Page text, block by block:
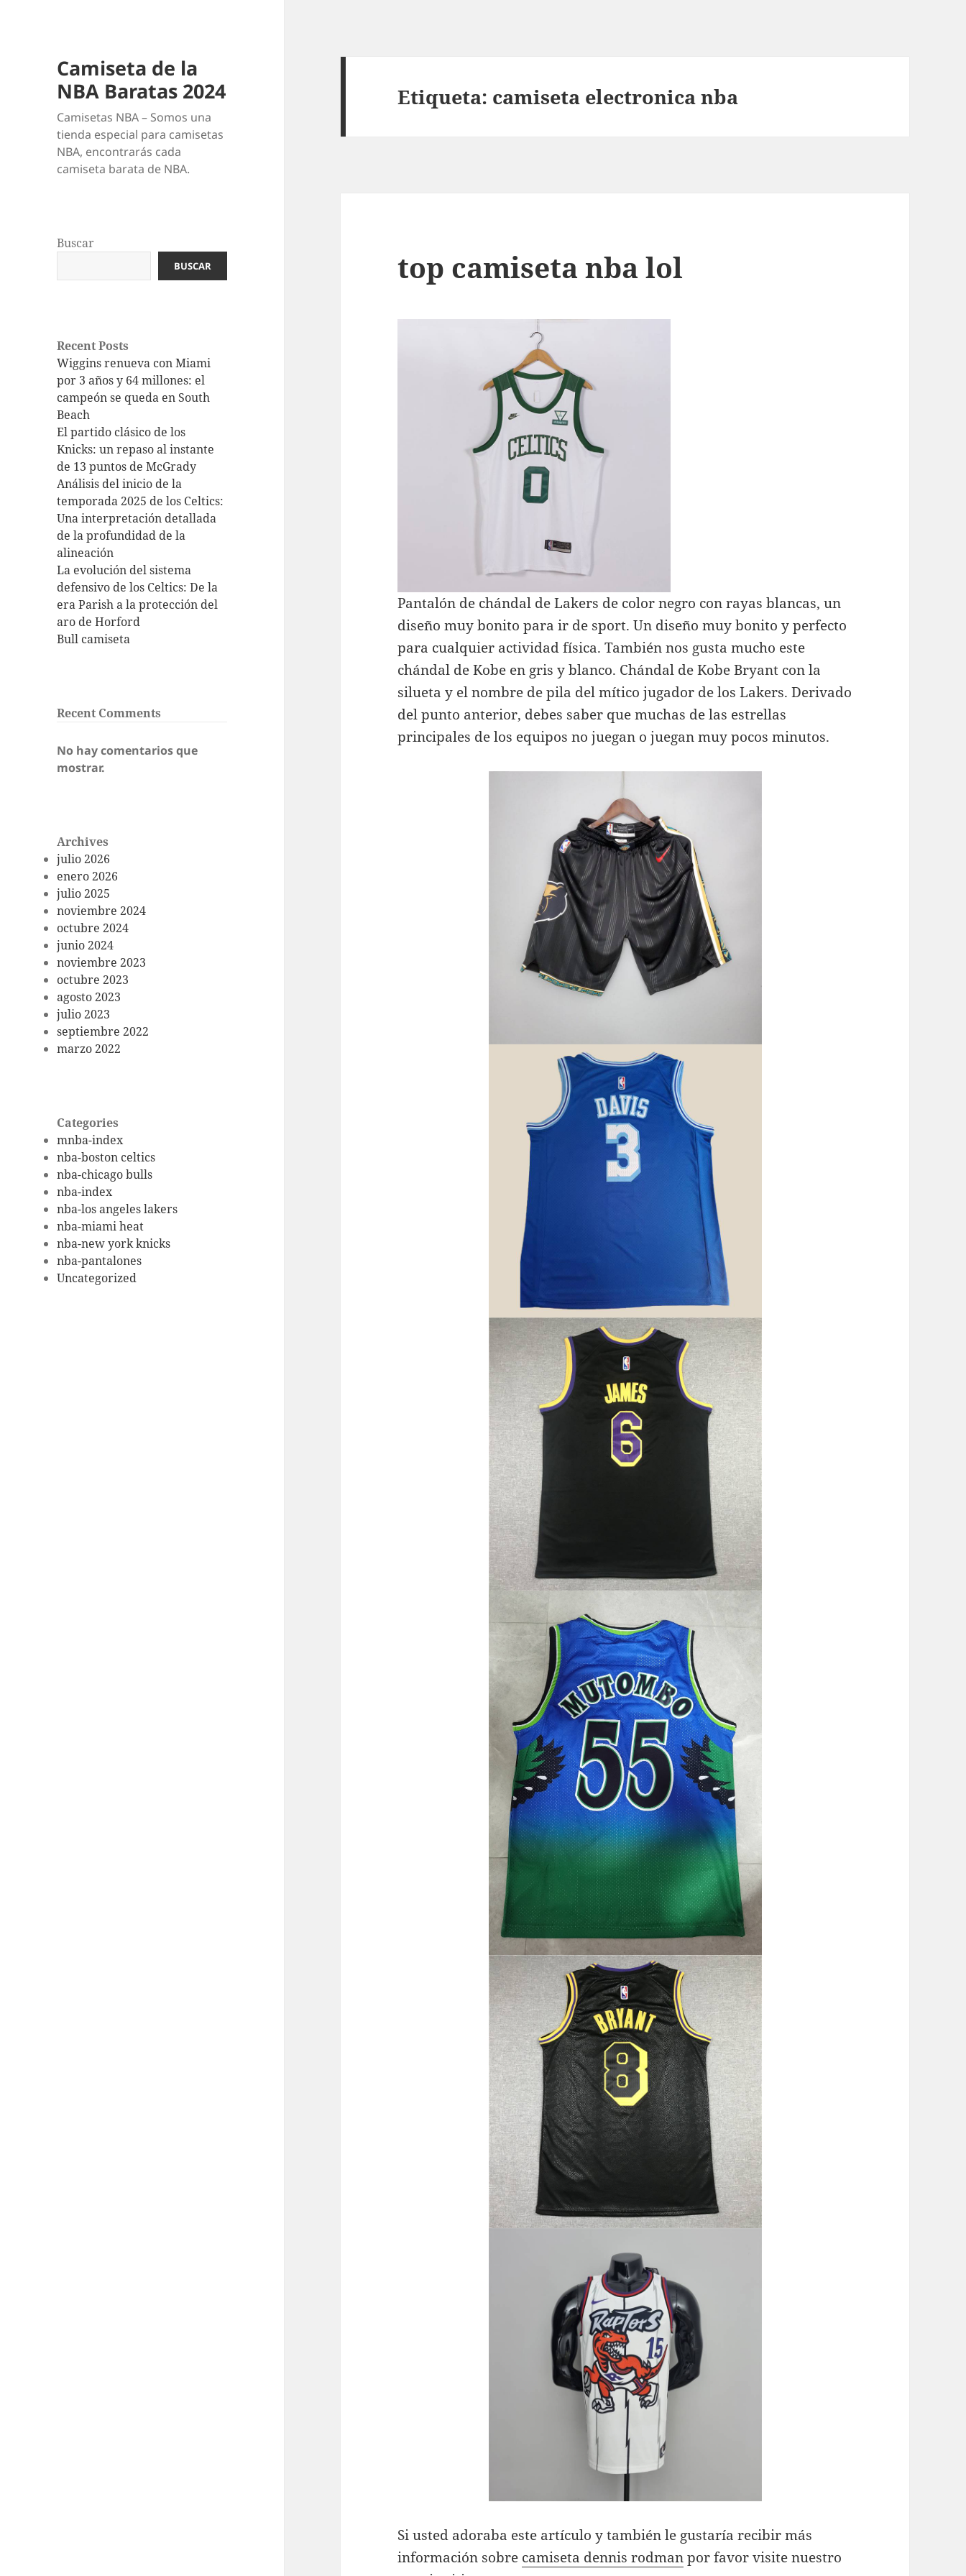
Camiseta de la
NBA Baratas 2024
Camisetas NBA – Somos una
tienda especial para camisetas
NBA, encontrarás cada
camiseta barata de NBA.
Buscar
BUSCAR
Recent Posts
Wiggins renueva con Miami
por 3 años y 64 millones: el
campeón se queda en South
Beach
El partido clásico de los
Knicks: un repaso al instante
de 13 puntos de McGrady
Análisis del inicio de la
temporada 2025 de los Celtics:
Una interpretación detallada
de la profundidad de la
alineación
La evolución del sistema
defensivo de los Celtics: De la
era Parish a la protección del
aro de Horford
Bull camiseta
Recent Comments
No hay comentarios que
mostrar.
Archives
julio 2026
enero 2026
julio 2025
noviembre 2024
octubre 2024
junio 2024
noviembre 2023
octubre 2023
agosto 2023
julio 2023
septiembre 2022
marzo 2022
Categories
mnba-index
nba-boston celtics
nba-chicago bulls
nba-index
nba-los angeles lakers
nba-miami heat
nba-new york knicks
nba-pantalones
Uncategorized
Etiqueta: camiseta electronica nba
top camiseta nba lol
Pantalón de chándal de Lakers de color negro con rayas blancas, un
diseño muy bonito para ir de sport. Un diseño muy bonito y perfecto
para cualquier actividad física. También nos gusta mucho este
chándal de Kobe en gris y blanco. Chándal de Kobe Bryant con la
silueta y el nombre de pila del mítico jugador de los Lakers. Derivado
del punto anterior, debes saber que muchas de las estrellas
principales de los equipos no juegan o juegan muy pocos minutos.
Si usted adoraba este artículo y también le gustaría recibir más
información sobre camiseta dennis rodmanpor favor visite nuestro